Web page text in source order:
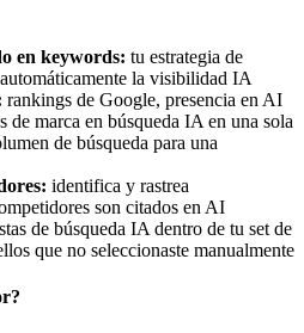
en keywords: tu estrategia de
la visibilidad IA
rankings de Google, presencia en AI
de marca en búsqueda IA en una sola
de búsqueda para una
identifica y rastrea
son citados en AI
de búsqueda IA dentro de tu set de
que no seleccionaste manualmente